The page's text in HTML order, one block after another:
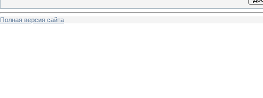
Полная версия сайта